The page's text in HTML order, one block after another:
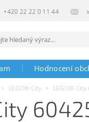
+420 22 22 0 11 44
Hodnocení
LEGO® City LEGO®